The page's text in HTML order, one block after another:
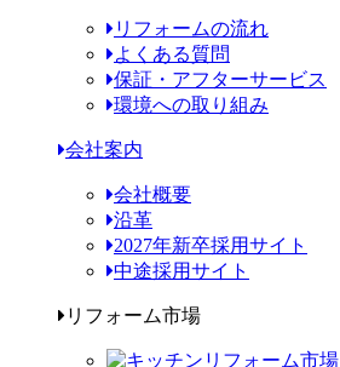
リフォームの流れ
よくある質問
保証・アフターサービス
環境への取り組み
会社案内
会社概要
沿革
2027年新卒採用サイト
中途採用サイト
リフォーム市場